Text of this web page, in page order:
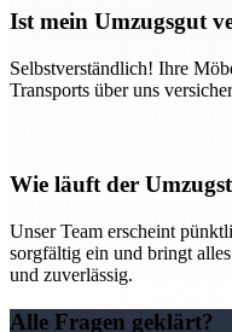
Ist mein Umzugsgut
Selbstverständlich! Ihre
Transports über uns
Wie läuft der
Unser Team erscheint
sorgfältig ein und bringt
und zuverlässig.
Alle Fragen geklärt?